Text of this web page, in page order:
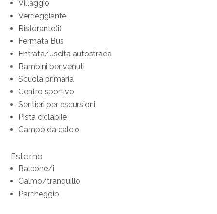
Villaggio
Verdeggiante
Ristorante(i)
Fermata Bus
Entrata/uscita autostrada
Bambini benvenuti
Scuola primaria
Centro sportivo
Sentieri per escursioni
Pista ciclabile
Campo da calcio
Esterno
Balcone/i
Calmo/tranquillo
Parcheggio